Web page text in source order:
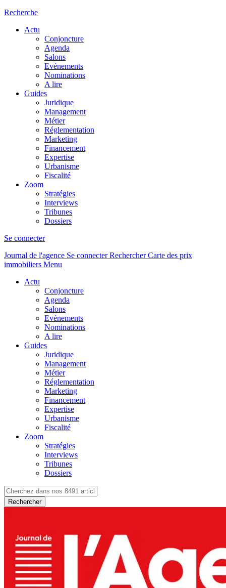
Recherche
Actu
Conjoncture
Agenda
Salons
Evénements
Nominations
A lire
Guides
Juridique
Management
Métier
Réglementation
Marketing
Financement
Expertise
Urbanisme
Fiscalité
Zoom
Stratégies
Interviews
Tribunes
Dossiers
Se connecter
Journal de l'agence Se connecterRechercher Carte des prix
immobiliers Menu
Actu
Conjoncture
Agenda
Salons
Evénements
Nominations
A lire
Guides
Juridique
Management
Métier
Réglementation
Marketing
Financement
Expertise
Urbanisme
Fiscalité
Zoom
Stratégies
Interviews
Tribunes
Dossiers
Rechercher